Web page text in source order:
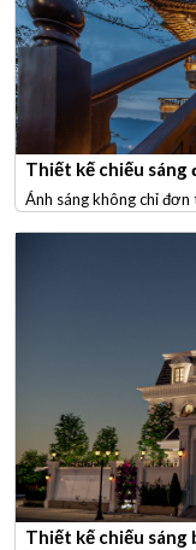
Thiết kế chiếu sáng
Ánh sáng không chỉ đơn
Thiết kế chiếu